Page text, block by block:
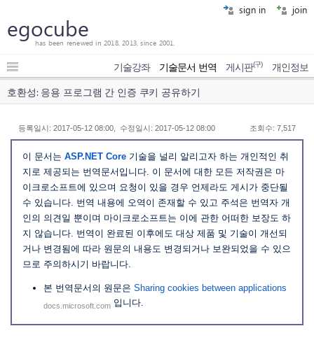
sign in join
egocube
has been renewed in 2018, 2013, since 2001.
기술강좌 기술문서 번역 게시판(구) 개인정보
호환성: 응용 프로그램 간 인증 쿠키 공유하기
등록일시: 2017-05-12 08:00, 수정일시: 2017-05-12 08:00 조회수: 7,517
이 문서는 ASP.NET Core 기술을 널리 알리고자 하는 개인적인 취
지로 제공되는 번역문서입니다. 이 문서에 대한 모든 저작권은 마
이크로소프트에 있으며 요청이 있을 경우 언제라도 게시가 중단될
수 있습니다. 번역 내용에 오역이 존재할 수 있고 주석은 번역자 개
인의 의견일 뿐이며 마이크로소프트는 이에 관한 어떠한 보장도 하
지 않습니다. 번역이 완료된 이후에도 대상 제품 및 기술이 개선되
거나 변경됨에 따라 원문의 내용도 변경되거나 보완되었을 수 있으
므로 주의하시기 바랍니다.
본 번역문서의 원문은 Sharing cookies between applications
docs.microsoft.com 입니다.